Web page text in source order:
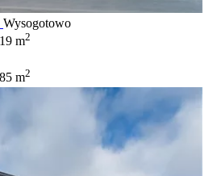
Wysogotowo
m2
m2